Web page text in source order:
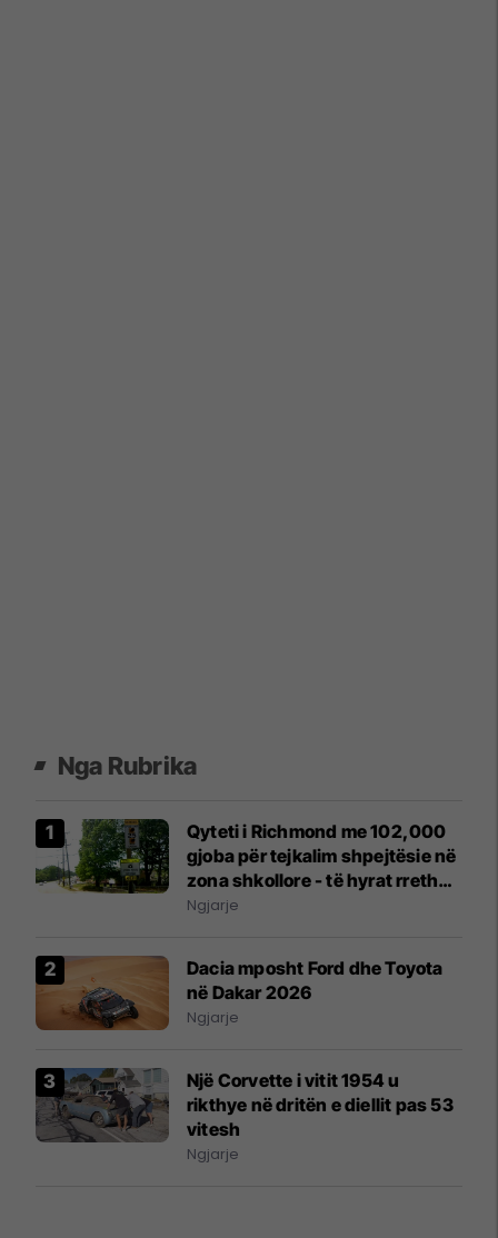
Nga Rubrika
Qyteti i Richmond me 102,000
gjoba për tejkalim shpejtësie në
zona shkollore - të hyrat rreth
6.4 milionë dollarë
Ngjarje
Dacia mposht Ford dhe Toyota
në Dakar 2026
Ngjarje
Një Corvette i vitit 1954 u
rikthye në dritën e diellit pas 53
vitesh
Ngjarje